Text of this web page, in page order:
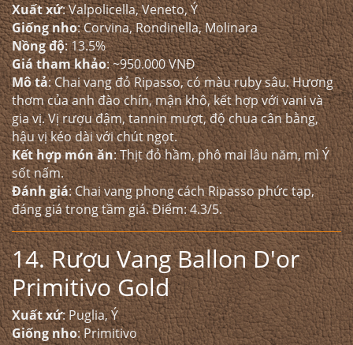
Xuất xứ: Valpolicella, Veneto, Ý
Giống nho: Corvina, Rondinella, Molinara
Nồng độ: 13.5%
Giá tham khảo: ~950.000 VNĐ
Mô tả: Chai vang đỏ Ripasso, có màu ruby sâu. Hương
thơm của anh đào chín, mận khô, kết hợp với vani và
gia vị. Vị rượu đậm, tannin mượt, độ chua cân bằng,
hậu vị kéo dài với chút ngọt.
Kết hợp món ăn: Thịt đỏ hầm, phô mai lâu năm, mì Ý
sốt nấm.
Đánh giá: Chai vang phong cách Ripasso phức tạp,
đáng giá trong tầm giá. Điểm: 4.3/5.
14. Rượu Vang Ballon D'or
Primitivo Gold
Xuất xứ: Puglia, Ý
Giống nho: Primitivo